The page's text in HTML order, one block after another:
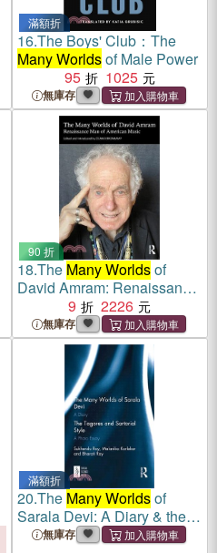
滿額折
16.The Boys' Club：The
Many Worldsof Male Power
95
1025
無庫存
90 折
18.The Many Worldsof
David Amram: Renaissance
Man of American Music
9 2226
無庫存
滿額折
20.The Many Worldsof
Sarala Devi: A Diary & the
Tagores and Sartorial Style:
無庫存